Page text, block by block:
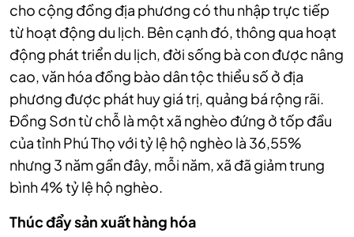
cho cộng đồng địa phương có thu nhập trực tiếp
từ hoạt động du lịch. Bên cạnh đó, thông qua hoạt
động phát triển du lịch, đời sống bà con được nâng
cao, văn hóa đồng bào dân tộc thiểu số ở địa
phương được phát huy giá trị, quảng bá rộng rãi.
Đồng Sơn từ chỗ là một xã nghèo đứng ở tốp đầu
của tỉnh Phú Thọ với tỷ lệ hộ nghèo là 36,55%
nhưng 3 năm gần đây, mỗi năm, xã đã giảm trung
bình 4% tỷ lệ hộ nghèo.
Thúc đẩy sản xuất hàng hóa